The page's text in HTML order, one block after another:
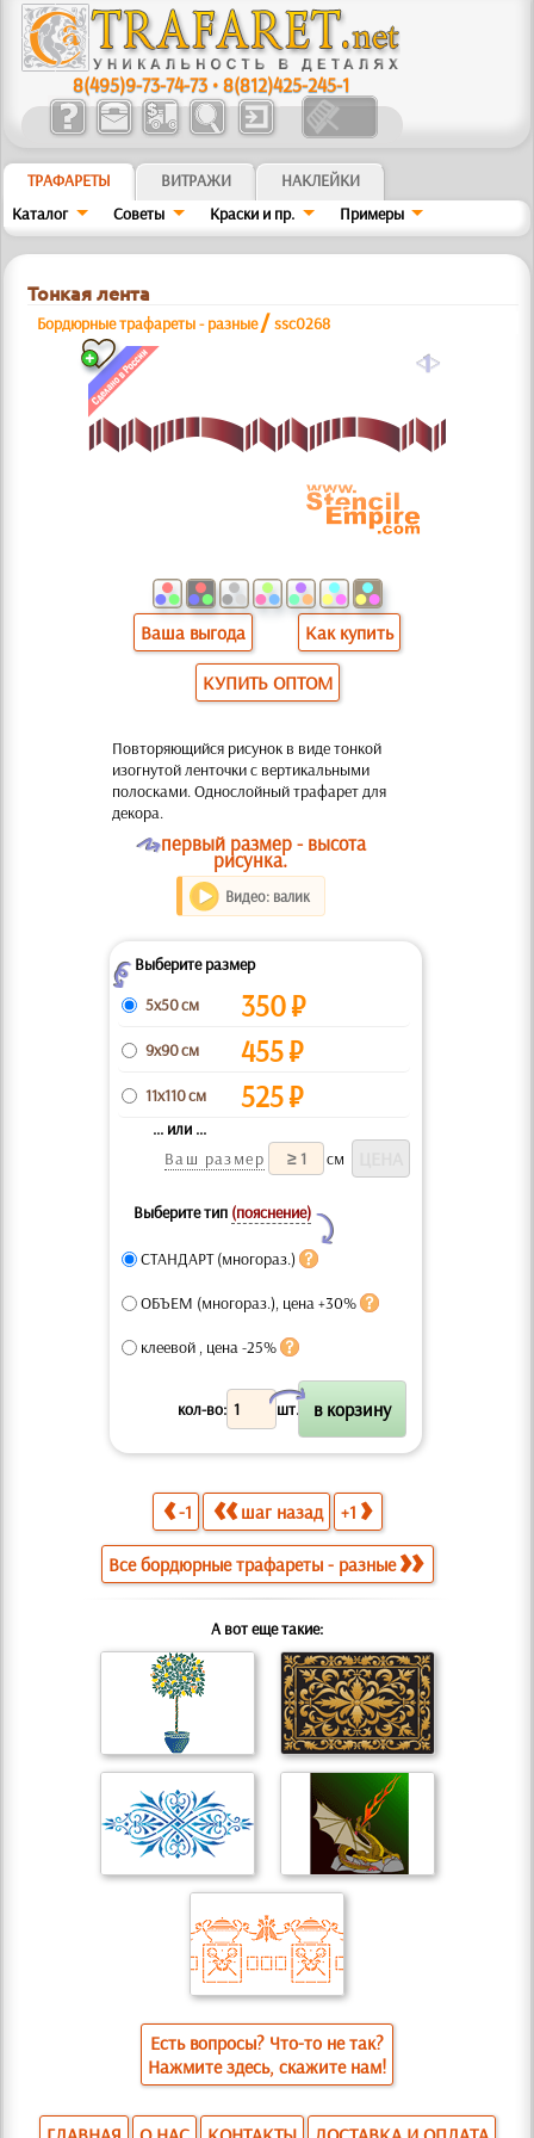
8(495)9-73-74-73 •8(812)425-245-1
ТРАФАРЕТЫ ВИТРАЖИ
НАКЛЕЙКИ
Каталог
Советы Краски и пр. Примеры
Тонкая лента
Бордюрные трафареты - разные /ssc0268
a
Ваша выгода Как купить
КУПИТЬ ОПТОМ
Повторяющийся рисунок в виде тонкой
изогнутой ленточки с вертикальными
полосками. Однослойный трафарет для
декора.
Oпервый размер - высота
рисунка.
Видео: валик
ZВыберите размер
5x50 см
350₽
9x90 см 455₽
11x110 см 525₽
... или ...
Ваш размер
см
Выберите тип (пояснение)
Y
СТАНДАРТ (многораз.)
ОБЪЕМ (многораз.), цена +30%
клеевой , цена -25%
кол-во: шт.
X
-1 шаг назад +1
Все бордюрные трафареты - разные
А вот еще такие:
Есть вопросы? Что-то не так?
Нажмите здесь, скажите нам!